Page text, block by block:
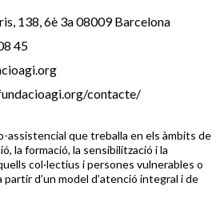
138, 6è 3a 08009 Barcelona
45
contacte/
assistencial que treballa en els àmbits de
la formació, la sensibilització i la
col·lectius i persones vulnerables o
partir d’un model d’atenció integral i de